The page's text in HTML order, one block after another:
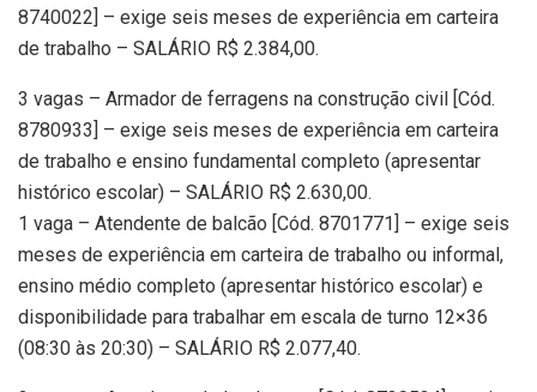
8740022] – exige seis meses de experiência em carteira
de trabalho – SALÁRIO R$ 2.384,00.
3 vagas – Armador de ferragens na construção civil [Cód.
8780933] – exige seis meses de experiência em carteira
de trabalho e ensino fundamental completo (apresentar
histórico escolar) – SALÁRIO R$ 2.630,00.
1 vaga – Atendente de balcão [Cód. 8701771] – exige seis
meses de experiência em carteira de trabalho ou informal,
ensino médio completo (apresentar histórico escolar) e
disponibilidade para trabalhar em escala de turno 12×36
(08:30 às 20:30) – SALÁRIO R$ 2.077,40.